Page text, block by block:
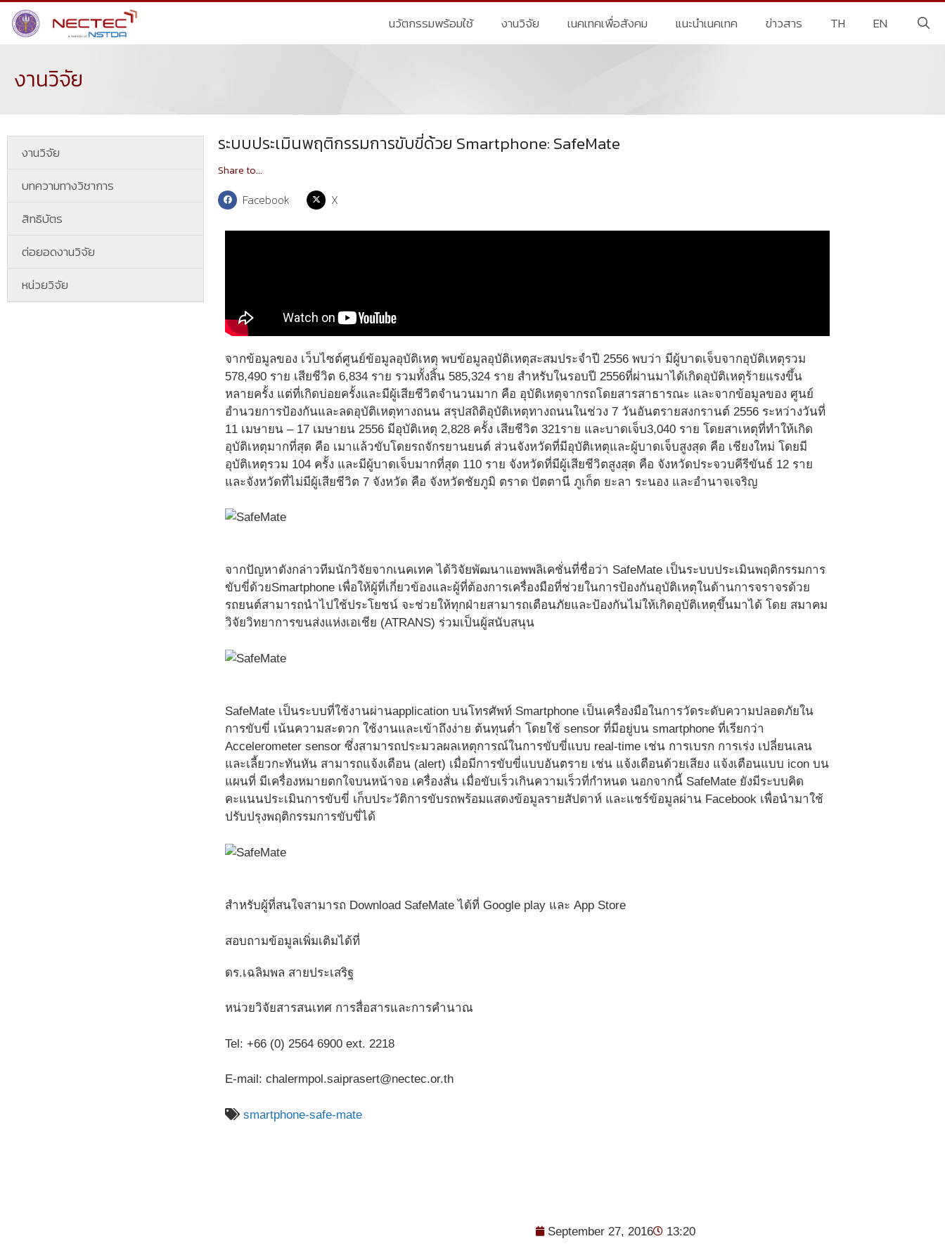
นวัตกรรมพร้อมใช้ งานวิจัย เนคเทคเพื่อสังคม แนะนำเนคเทค ข่าวสาร TH EN
งานวิจัย
งานวิจัย
บทความทางวิชาการ
สิทธิบัตร
ต่อยอดงานวิจัย
หน่วยวิจัย
ระบบประเมินพฤติกรรมการขับขี่ด้วย Smartphone: SafeMate
Share to...
Facebook X
จากข้อมูลของ เว็บไซต์ศูนย์ข้อมูลอุบัติเหตุ พบข้อมูลอุบัติเหตุสะสมประจำปี 2556 พบว่า มีผู้บาดเจ็บจากอุบัติเหตุรวม
578,490 ราย เสียชีวิต 6,834 ราย รวมทั้งสิ้น 585,324 ราย สำหรับในรอบปี 2556ที่ผ่านมาได้เกิดอุบัติเหตุร้ายแรงขึ้น
หลายครั้ง แต่ที่เกิดบ่อยครั้งและมีผู้เสียชีวิตจำนวนมาก คือ อุบัติเหตุจากรถโดยสารสาธารณะ และจากข้อมูลของ ศูนย์
อำนวยการป้องกันและลดอุบัติเหตุทางถนน สรุปสถิติอุบัติเหตุทางถนนในช่วง 7 วันอันตรายสงกรานต์ 2556 ระหว่างวันที่
11 เมษายน – 17 เมษายน 2556 มีอุบัติเหตุ 2,828 ครั้ง เสียชีวิต 321ราย และบาดเจ็บ3,040 ราย โดยสาเหตุที่ทำให้เกิด
อุบัติเหตุมากที่สุด คือ เมาแล้วขับโดยรถจักรยานยนต์ ส่วนจังหวัดที่มีอุบัติเหตุและผู้บาดเจ็บสูงสุด คือ เชียงใหม่ โดยมี
อุบัติเหตุรวม 104 ครั้ง และมีผู้บาดเจ็บมากที่สุด 110 ราย จังหวัดที่มีผู้เสียชีวิตสูงสุด คือ จังหวัดประจวบคีรีขันธ์ 12 ราย
และจังหวัดที่ไม่มีผู้เสียชีวิต 7 จังหวัด คือ จังหวัดชัยภูมิ ตราด ปัตตานี ภูเก็ต ยะลา ระนอง และอำนาจเจริญ
จากปัญหาดังกล่าวทีมนักวิจัยจากเนคเทค ได้วิจัยพัฒนาแอพพลิเคชั่นที่ชื่อว่า SafeMate เป็นระบบประเมินพฤติกรรมการ
ขับขี่ด้วยSmartphone เพื่อให้ผู้ที่เกี่ยวข้องและผู้ที่ต้องการเครื่องมือที่ช่วยในการป้องกันอุบัติเหตุในด้านการจราจรด้วย
รถยนต์สามารถนำไปใช้ประโยชน์ จะช่วยให้ทุกฝ่ายสามารถเตือนภัยและป้องกันไม่ให้เกิดอุบัติเหตุขึ้นมาได้ โดย สมาคม
วิจัยวิทยาการขนส่งแห่งเอเชีย (ATRANS) ร่วมเป็นผู้สนับสนุน
SafeMate เป็นระบบที่ใช้งานผ่านapplication บนโทรศัพท์ Smartphone เป็นเครื่องมือในการวัดระดับความปลอดภัยใน
การขับขี่ เน้นความสะดวก ใช้งานและเข้าถึงง่าย ต้นทุนต่ำ โดยใช้ sensor ที่มีอยู่บน smartphone ที่เรียกว่า
Accelerometer sensor ซึ่งสามารถประมวลผลเหตุการณ์ในการขับขี่แบบ real-time เช่น การเบรก การเร่ง เปลี่ยนเลน
และเลี้ยวกะทันหัน สามารถแจ้งเตือน (alert) เมื่อมีการขับขี่แบบอันตราย เช่น แจ้งเตือนด้วยเสียง แจ้งเตือนแบบ icon บน
แผนที่ มีเครื่องหมายตกใจบนหน้าจอ เครื่องสั่น เมื่อขับเร็วเกินความเร็วที่กำหนด นอกจากนี้ SafeMate ยังมีระบบคิด
คะแนนประเมินการขับขี่ เก็บประวัติการขับรถพร้อมแสดงข้อมูลรายสัปดาห์ และแชร์ข้อมูลผ่าน Facebook เพื่อนำมาใช้
ปรับปรุงพฤติกรรมการขับขี่ได้
สำหรับผู้ที่สนใจสามารถ Download SafeMate ได้ที่ Google play และ App Store
สอบถามข้อมูลเพิ่มเติมได้ที่
ดร.เฉลิมพล สายประเสริฐ
หน่วยวิจัยสารสนเทศ การสื่อสารและการคำนาณ
Tel: +66 (0) 2564 6900 ext. 2218
E-mail: chalermpol.saiprasert@nectec.or.th
smartphone-safe-mate
September 27, 2016 13:20